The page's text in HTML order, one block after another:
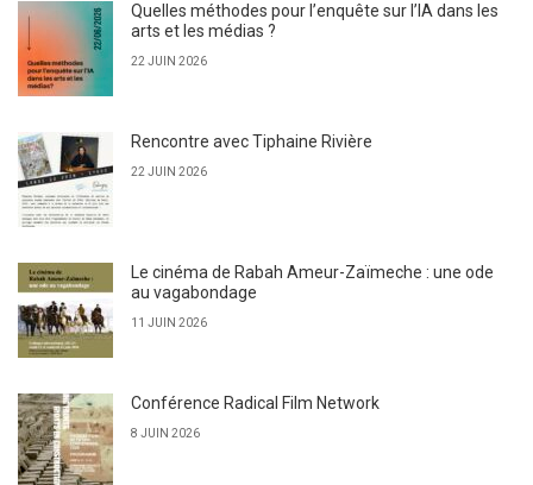
Quelles méthodes pour l’enquête sur l’IA dans les
arts et les médias ?
22 JUIN 2026
Rencontre avec Tiphaine Rivière
22 JUIN 2026
Le cinéma de Rabah Ameur-Zaïmeche : une ode
au vagabondage
11 JUIN 2026
Conférence Radical Film Network
8 JUIN 2026